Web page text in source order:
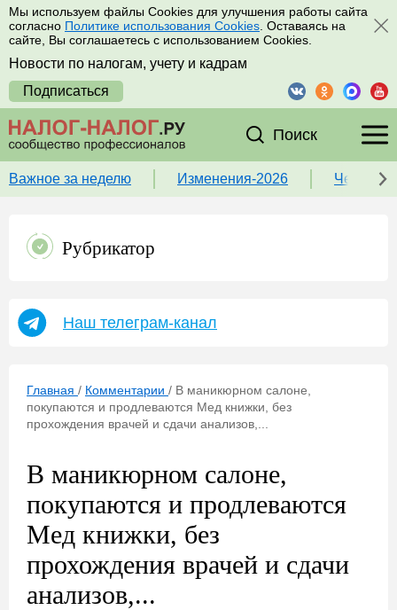
Мы используем файлы Cookies для улучшения работы сайта
согласно Политике использования Cookies . Оставаясь на
сайте, Вы соглашаетесь с использованием Cookies.
Новости по налогам, учету и кадрам
Подписаться
Поиск
Важное за неделю Изменения-2026 Чек-
Рубрикатор
Наш телеграм-канал
Главная / Комментарии / В маникюрном салоне,
покупаются и продлеваются Мед книжки, без
прохождения врачей и сдачи анализов,...
В маникюрном салоне,
покупаются и продлеваются
Мед книжки, без
прохождения врачей и сдачи
анализов,...